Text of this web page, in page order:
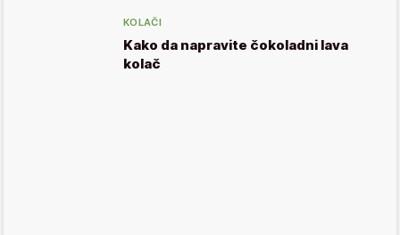
KOLAČI
Kako da napravite čokoladni lava
kolač